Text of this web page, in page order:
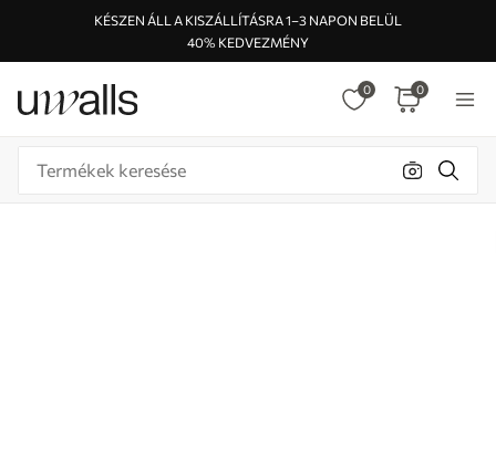
KÉSZEN ÁLL A KISZÁLLÍTÁSRA 1–3 NAPON BELÜL
40% KEDVEZMÉNY
0 0